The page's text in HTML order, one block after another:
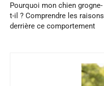
Pourquoi mon chien grogne-
t-il ? Comprendre les raisons
derrière ce comportement